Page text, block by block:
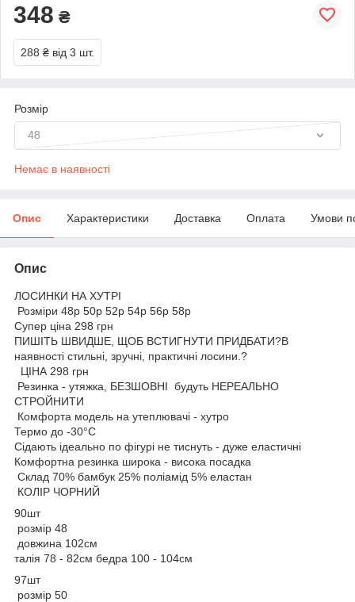
348 ₴
288 ₴ від 3 шт.
Розмір
48
Немає в наявності
Опис Характеристики Доставка Оплата Умови
Опис
ЛОСИНКИ НА ХУТРІ
Розміри 48р 50р 52р 54р 56р 58р
Супер ціна 298 грн
ПИШІТЬ ШВИДШЕ, ЩОБ ВСТИГНУТИ ПРИДБАТИ?В
наявності стильні, зручні, практичні лосини.?
ЦІНА 298 грн
Резинка - утяжка, БЕЗШОВНІ будуть НЕРЕАЛЬНО
СТРОЙНИТИ
Комфорта модель на утеплювачі - хутро
Термо до -30°С
Сідають ідеально по фігурі не тиснуть - дуже еластичні
Комфортна резинка широка - висока посадка
Склад 70% бамбук 25% поліамід 5% еластан
КОЛІР ЧОРНИЙ
90шт
розмір 48
довжина 102см
талія 78 - 82см бедра 100 - 104см
97шт
розмір 50